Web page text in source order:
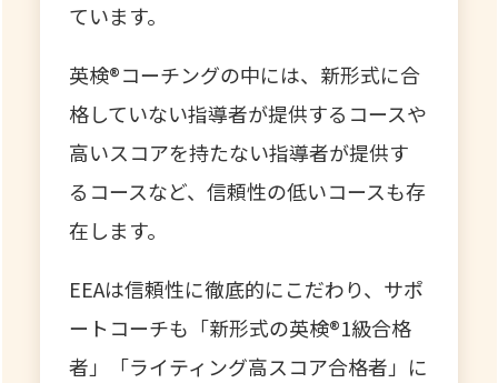
ています。
英検®コーチングの中には、新形式に合
格していない指導者が提供するコースや
高いスコアを持たない指導者が提供す
るコースなど、信頼性の低いコースも存
在します。
EEAは信頼性に徹底的にこだわり、サポ
ートコーチも「新形式の英検®1級合格
者」「ライティング高スコア合格者」に